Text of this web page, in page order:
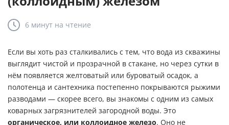
6 минут на чтение
Если вы хоть раз сталкивались с тем, что вода из скважины
выглядит чистой и прозрачной в стакане, но через сутки в
нём появляется желтоватый или буроватый осадок, а
полотенца и сантехника постепенно покрываются рыжими
разводами — скорее всего, вы знакомы с одним из самых
коварных загрязнителей загородной воды. Это
органическое, или коллоидное железо. Оно не